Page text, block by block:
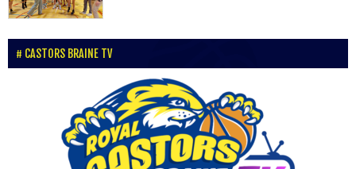
CASTORS BRAINE TV